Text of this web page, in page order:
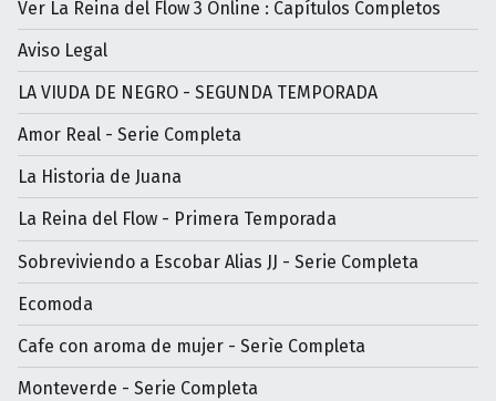
Ver La Reina del Flow 3 Online : Capítulos Completos
Aviso Legal
LA VIUDA DE NEGRO - SEGUNDA TEMPORADA
Amor Real - Serie Completa
La Historia de Juana
La Reina del Flow - Primera Temporada
Sobreviviendo a Escobar Alias JJ - Serie Completa
Ecomoda
Cafe con aroma de mujer - Serìe Completa
Monteverde - Serie Completa